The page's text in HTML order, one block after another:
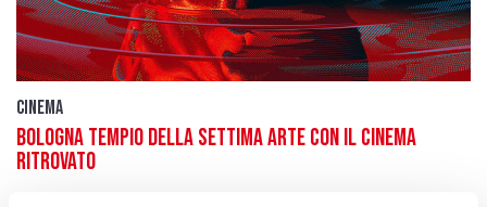
Cinema
Bologna tempio della settima arte con Il Cinema
Ritrovato